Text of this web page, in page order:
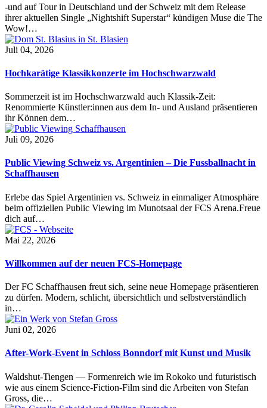
-und auf Tour in Deutschland und der Schweiz mit dem Release
ihrer aktuellen Single „Nightshift Superstar“ kündigen Muse die The
Wow!…
Juli 04, 2026
Hochkarätige Klassikkonzerte im Hochschwarzwald
Sommerzeit ist im Hochschwarzwald auch Klassik-Zeit:
Renommierte Künstler:innen aus dem In- und Ausland präsentieren
ihr Können dem…
Juli 09, 2026
Public Viewing Schweiz vs. Argentinien – Die Fussballnacht in
Schaffhausen
Erlebe das Spiel Argentinien vs. Schweiz in einmaliger Atmosphäre
beim offiziellen Public Viewing im Munotsaal der FCS Arena.Freue
dich auf…
Mai 22, 2026
Willkommen auf der neuen FCS-Homepage
Der FC Schaffhausen freut sich, seine neue Homepage präsentieren
zu dürfen. Modern, schlicht, übersichtlich und selbstverständlich
in…
Juni 02, 2026
After-Work-Event in Schloss Bonndorf mit Kunst und Musik
Waldshut-Tiengen — Formenreich wie im Rokoko und futuristisch
wie aus einem Science-Fiction-Film sind die Arbeiten von Stefan
Gross, die…